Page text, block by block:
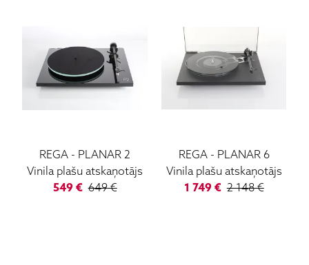
REGA - PLANAR 2
Vinila plašu atskaņotājs
549€ 649€
REGA- PLANAR 6
Vinila plašu atskaņotājs
1 749€ 2 148€